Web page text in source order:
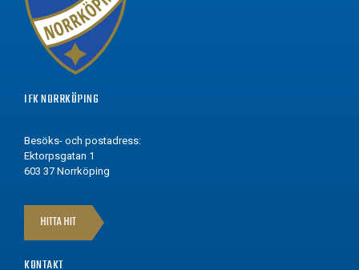
IFK NORRKÖPING
Besöks- och postadress:
Ektorpsgatan 1
603 37 Norrköping
HITTA HIT
KONTAKT